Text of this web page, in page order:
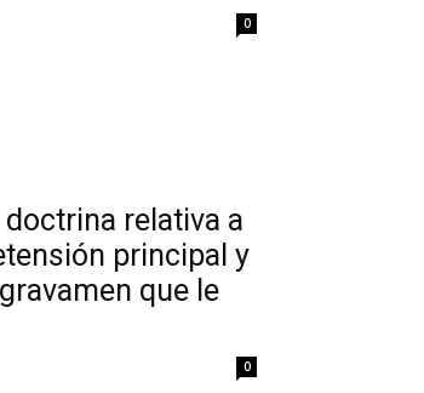
0
relativa a
principal y
que le
0